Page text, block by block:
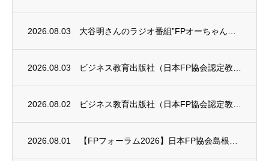
2026.08.03
2026.08.03
2026.08.02
2026.08.01